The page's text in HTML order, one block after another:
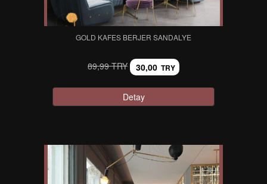
GOLD KAFES BERJER SANDALYE
89,99 TRY 30,00 TRY
Detay